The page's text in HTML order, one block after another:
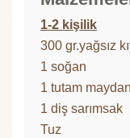
1-2 kişilik
300 gr.yağsız
1 soğan
1 tutam
1 diş sarımsak
Tuz